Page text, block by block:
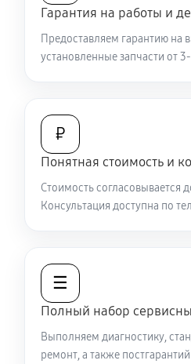
Не работает батарейный
2970 руб
Не запускается
Вертикальные-
видоискателе и на видео
5580 руб
Гарантия на работы и
Предоставляем гарантию на
установленные запчасти от
₽
Понятная стоимость и
Стоимость согласовывается
Консультация доступна по
☰
Полный набор
Выполняем диагностику,
ремонт, а также